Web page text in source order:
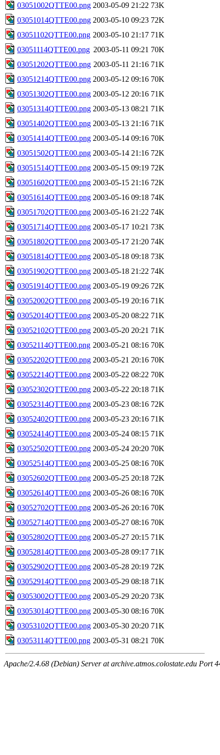
03051002QTTE00.png 2003-05-09 21:22 73K
03051014QTTE00.png 2003-05-10 09:23 72K
03051102QTTE00.png 2003-05-10 21:17 71K
03051114QTTE00.png 2003-05-11 09:21 70K
03051202QTTE00.png 2003-05-11 21:16 71K
03051214QTTE00.png 2003-05-12 09:16 70K
03051302QTTE00.png 2003-05-12 20:16 71K
03051314QTTE00.png 2003-05-13 08:21 71K
03051402QTTE00.png 2003-05-13 21:16 71K
03051414QTTE00.png 2003-05-14 09:16 70K
03051502QTTE00.png 2003-05-14 21:16 72K
03051514QTTE00.png 2003-05-15 09:19 72K
03051602QTTE00.png 2003-05-15 21:16 72K
03051614QTTE00.png 2003-05-16 09:18 74K
03051702QTTE00.png 2003-05-16 21:22 74K
03051714QTTE00.png 2003-05-17 10:21 73K
03051802QTTE00.png 2003-05-17 21:20 74K
03051814QTTE00.png 2003-05-18 09:18 73K
03051902QTTE00.png 2003-05-18 21:22 74K
03051914QTTE00.png 2003-05-19 09:26 72K
03052002QTTE00.png 2003-05-19 20:16 71K
03052014QTTE00.png 2003-05-20 08:22 71K
03052102QTTE00.png 2003-05-20 20:21 71K
03052114QTTE00.png 2003-05-21 08:16 70K
03052202QTTE00.png 2003-05-21 20:16 70K
03052214QTTE00.png 2003-05-22 08:22 70K
03052302QTTE00.png 2003-05-22 20:18 71K
03052314QTTE00.png 2003-05-23 08:16 72K
03052402QTTE00.png 2003-05-23 20:16 71K
03052414QTTE00.png 2003-05-24 08:15 71K
03052502QTTE00.png 2003-05-24 20:20 70K
03052514QTTE00.png 2003-05-25 08:16 70K
03052602QTTE00.png 2003-05-25 20:18 72K
03052614QTTE00.png 2003-05-26 08:16 70K
03052702QTTE00.png 2003-05-26 20:16 70K
03052714QTTE00.png 2003-05-27 08:16 70K
03052802QTTE00.png 2003-05-27 20:15 71K
03052814QTTE00.png 2003-05-28 09:17 71K
03052902QTTE00.png 2003-05-28 20:19 72K
03052914QTTE00.png 2003-05-29 08:18 71K
03053002QTTE00.png 2003-05-29 20:20 73K
03053014QTTE00.png 2003-05-30 08:16 70K
03053102QTTE00.png 2003-05-30 20:20 71K
03053114QTTE00.png 2003-05-31 08:21 70K
Apache/2.4.68 (Debian) Server at archive.atmos.colostate.edu Port